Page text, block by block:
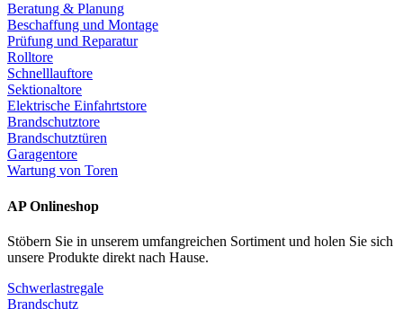
Beratung & Planung
Beschaffung und Montage
Prüfung und Reparatur
Rolltore
Schnelllauftore
Sektionaltore
Elektrische Einfahrtstore
Brandschutztore
Brandschutztüren
Garagentore
Wartung von Toren
AP Onlineshop
Stöbern Sie in unserem umfangreichen Sortiment und holen Sie sich
unsere Produkte direkt nach Hause.
Schwerlastregale
Brandschutz